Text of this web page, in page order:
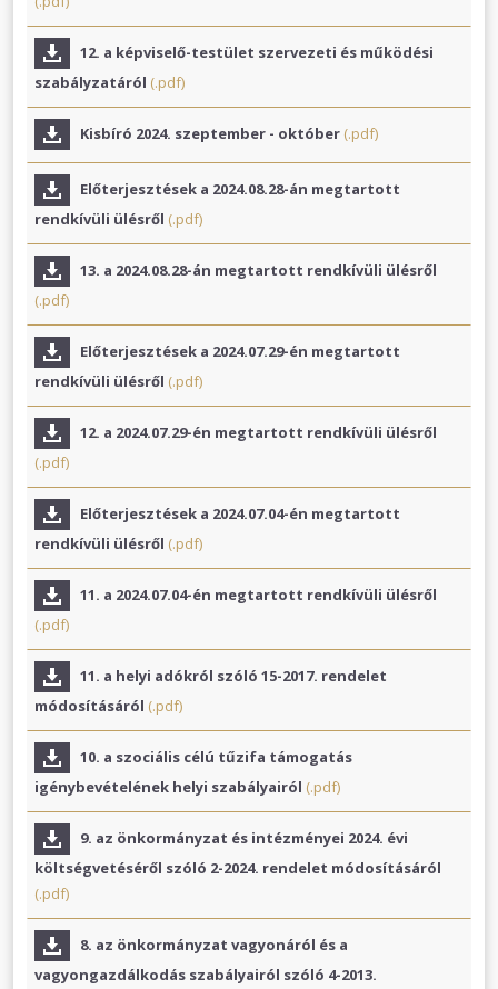
12. a képviselő-testület szervezeti és működési
szabályzatáról (.pdf)
Kisbíró 2024. szeptember - október (.pdf)
Előterjesztések a 2024.08.28-án megtartott
rendkívüli ülésről (.pdf)
13. a 2024.08.28-án megtartott rendkívüli ülésről
(.pdf)
Előterjesztések a 2024.07.29-én megtartott
rendkívüli ülésről (.pdf)
12. a 2024.07.29-én megtartott rendkívüli ülésről
(.pdf)
Előterjesztések a 2024.07.04-én megtartott
rendkívüli ülésről (.pdf)
11. a 2024.07.04-én megtartott rendkívüli ülésről
(.pdf)
11. a helyi adókról szóló 15-2017. rendelet
módosításáról (.pdf)
10. a szociális célú tűzifa támogatás
igénybevételének helyi szabályairól (.pdf)
9. az önkormányzat és intézményei 2024. évi
költségvetéséről szóló 2-2024. rendelet módosításáról
(.pdf)
8. az önkormányzat vagyonáról és a
vagyongazdálkodás szabályairól szóló 4-2013.